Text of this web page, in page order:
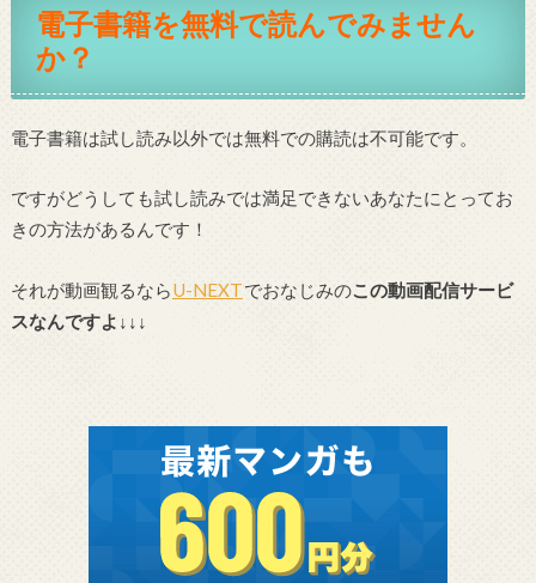
電子書籍を無料で読んでみません
か？
電子書籍は試し読み以外では無料での購読は不可能です。
ですがどうしても試し読みでは満足できないあなたにとってお
きの方法があるんです！
それが動画観るならU-NEXTでおなじみのこの動画配信サービ
スなんですよ↓↓↓